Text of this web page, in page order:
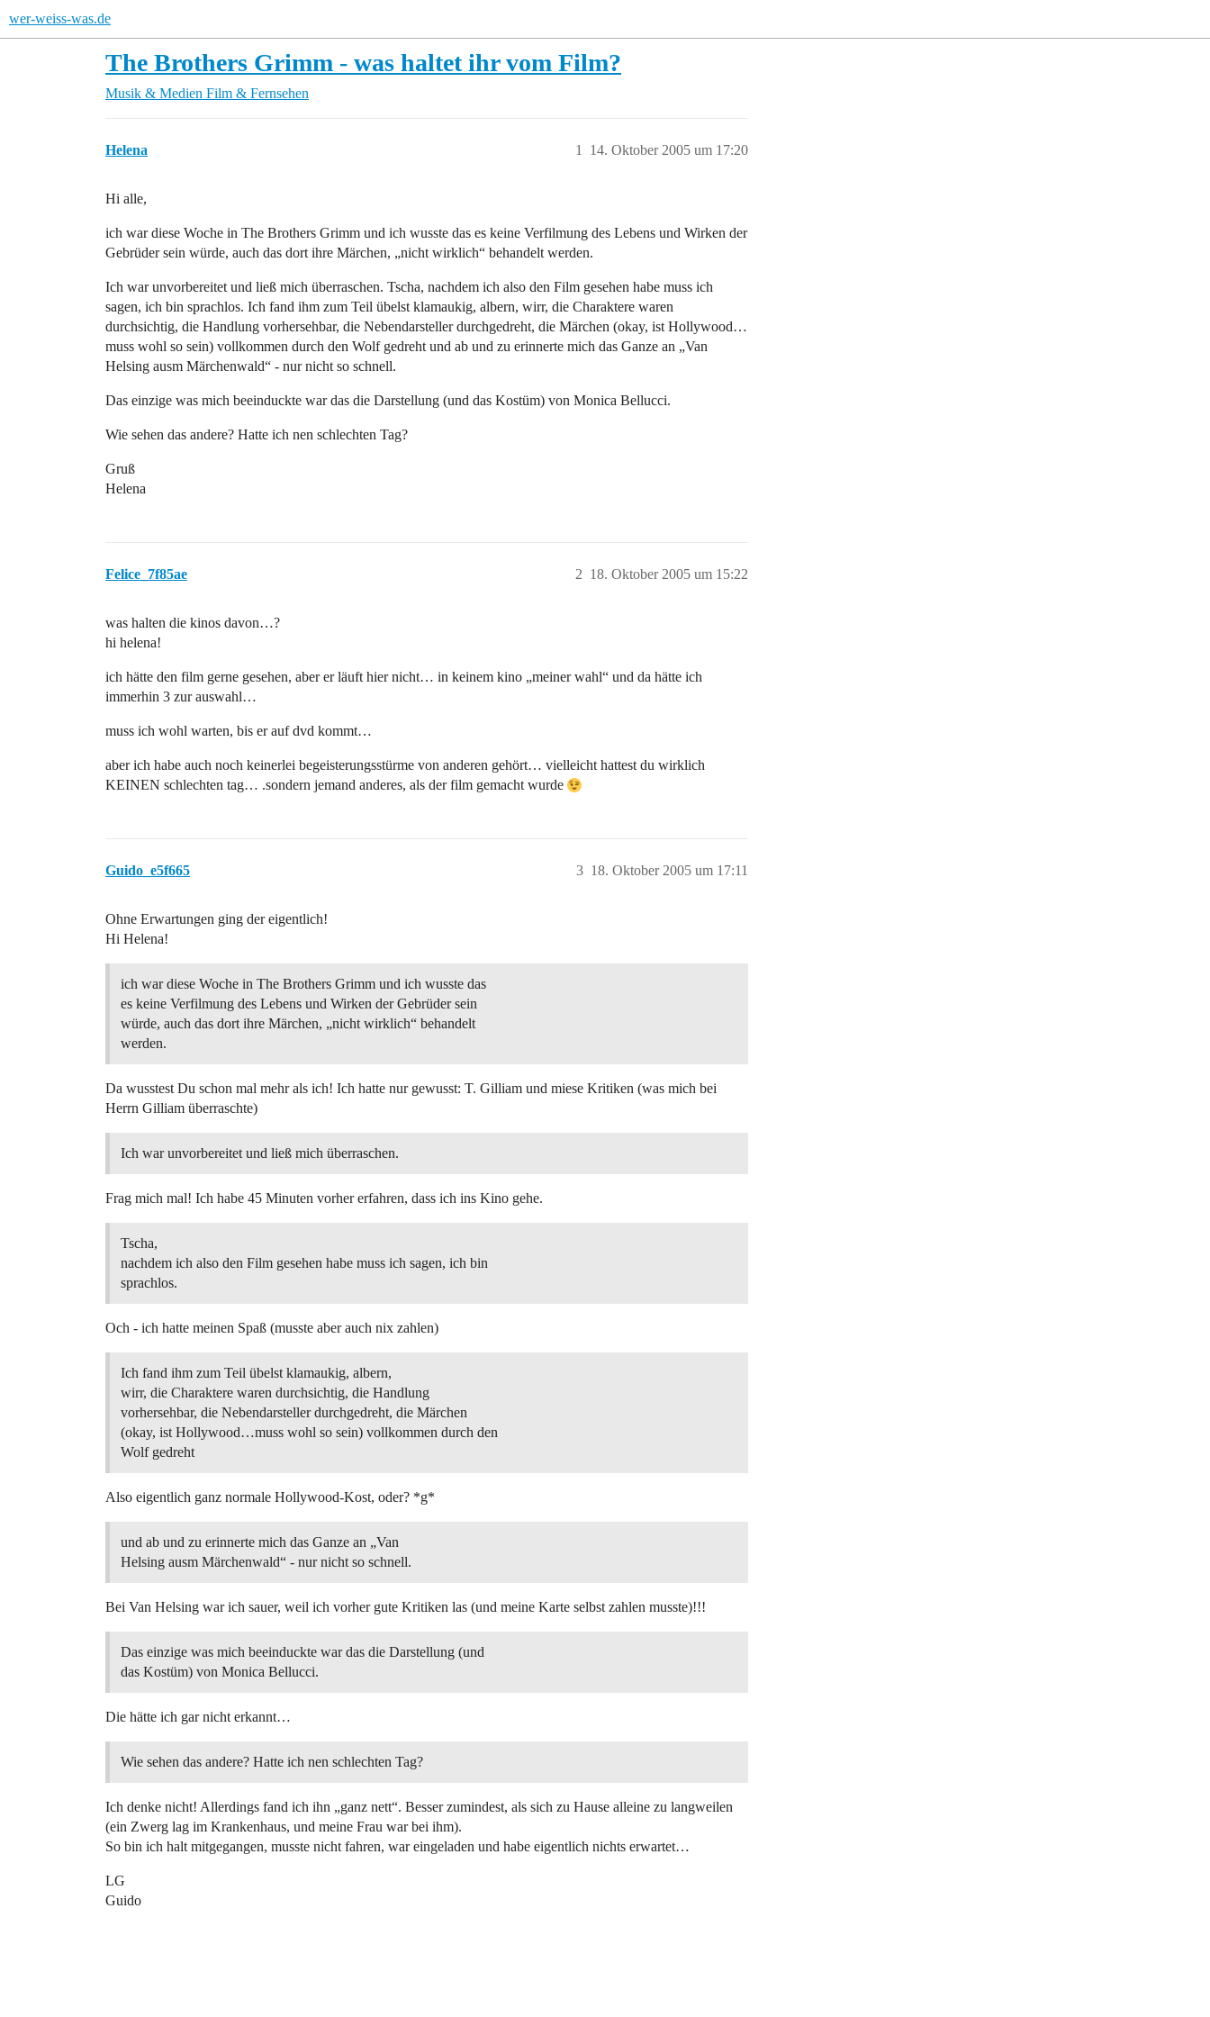
wer-weiss-was.de
The Brothers Grimm - was haltet ihr vom Film?
Musik & Medien Film & Fernsehen
Helena 14. Oktober 2005 um 17:20
1
Hi alle,
ich war diese Woche in The Brothers Grimm und ich wusste das es keine Verfilmung des Lebens und Wirken der
Gebrüder sein würde, auch das dort ihre Märchen, „nicht wirklich“ behandelt werden.
Ich war unvorbereitet und ließ mich überraschen. Tscha, nachdem ich also den Film gesehen habe muss ich
sagen, ich bin sprachlos. Ich fand ihm zum Teil übelst klamaukig, albern, wirr, die Charaktere waren
durchsichtig, die Handlung vorhersehbar, die Nebendarsteller durchgedreht, die Märchen (okay, ist Hollywood…
muss wohl so sein) vollkommen durch den Wolf gedreht und ab und zu erinnerte mich das Ganze an „Van
Helsing ausm Märchenwald“ - nur nicht so schnell.
Das einzige was mich beeinduckte war das die Darstellung (und das Kostüm) von Monica Bellucci.
Wie sehen das andere? Hatte ich nen schlechten Tag?
Gruß
Helena
Felice_7f85ae 18. Oktober 2005 um 15:22
2
was halten die kinos davon…?
hi helena!
ich hätte den film gerne gesehen, aber er läuft hier nicht… in keinem kino „meiner wahl“ und da hätte ich
immerhin 3 zur auswahl…
muss ich wohl warten, bis er auf dvd kommt…
aber ich habe auch noch keinerlei begeisterungsstürme von anderen gehört… vielleicht hattest du wirklich
KEINEN schlechten tag… .sondern jemand anderes, als der film gemacht wurde
Guido_e5f665 18. Oktober 2005 um 17:11
3
Ohne Erwartungen ging der eigentlich!
Hi Helena!
ich war diese Woche in The Brothers Grimm und ich wusste das
es keine Verfilmung des Lebens und Wirken der Gebrüder sein
würde, auch das dort ihre Märchen, „nicht wirklich“ behandelt
werden.
Da wusstest Du schon mal mehr als ich! Ich hatte nur gewusst: T. Gilliam und miese Kritiken (was mich bei
Herrn Gilliam überraschte)
Ich war unvorbereitet und ließ mich überraschen.
Frag mich mal! Ich habe 45 Minuten vorher erfahren, dass ich ins Kino gehe.
Tscha,
nachdem ich also den Film gesehen habe muss ich sagen, ich bin
sprachlos.
Och - ich hatte meinen Spaß (musste aber auch nix zahlen)
Ich fand ihm zum Teil übelst klamaukig, albern,
wirr, die Charaktere waren durchsichtig, die Handlung
vorhersehbar, die Nebendarsteller durchgedreht, die Märchen
(okay, ist Hollywood…muss wohl so sein) vollkommen durch den
Wolf gedreht
Also eigentlich ganz normale Hollywood-Kost, oder? *g*
und ab und zu erinnerte mich das Ganze an „Van
Helsing ausm Märchenwald“ - nur nicht so schnell.
Bei Van Helsing war ich sauer, weil ich vorher gute Kritiken las (und meine Karte selbst zahlen musste)!!!
Das einzige was mich beeinduckte war das die Darstellung (und
das Kostüm) von Monica Bellucci.
Die hätte ich gar nicht erkannt…
Wie sehen das andere? Hatte ich nen schlechten Tag?
Ich denke nicht! Allerdings fand ich ihn „ganz nett“. Besser zumindest, als sich zu Hause alleine zu langweilen
(ein Zwerg lag im Krankenhaus, und meine Frau war bei ihm).
So bin ich halt mitgegangen, musste nicht fahren, war eingeladen und habe eigentlich nichts erwartet…
LG
Guido